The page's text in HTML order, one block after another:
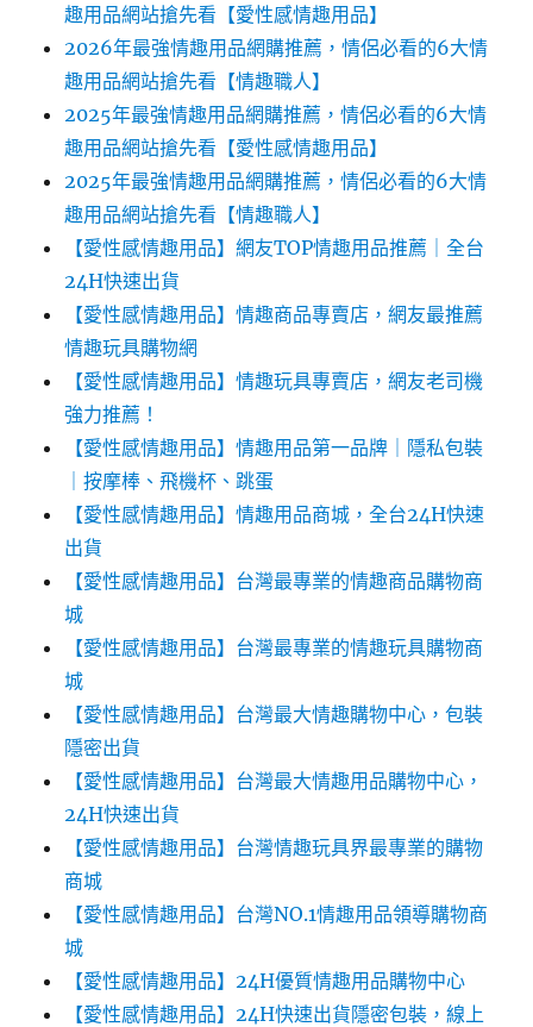
趣用品網站搶先看【愛性感情趣用品】
2026年最強情趣用品網購推薦，情侶必看的6大情
趣用品網站搶先看【情趣職人】
2025年最強情趣用品網購推薦，情侶必看的6大情
趣用品網站搶先看【愛性感情趣用品】
2025年最強情趣用品網購推薦，情侶必看的6大情
趣用品網站搶先看【情趣職人】
【愛性感情趣用品】網友TOP情趣用品推薦｜全台
24H快速出貨
【愛性感情趣用品】情趣商品專賣店，網友最推薦
情趣玩具購物網
【愛性感情趣用品】情趣玩具專賣店，網友老司機
強力推薦！
【愛性感情趣用品】情趣用品第一品牌｜隱私包裝
｜按摩棒、飛機杯、跳蛋
【愛性感情趣用品】情趣用品商城，全台24H快速
出貨
【愛性感情趣用品】台灣最專業的情趣商品購物商
城
【愛性感情趣用品】台灣最專業的情趣玩具購物商
城
【愛性感情趣用品】台灣最大情趣購物中心，包裝
隱密出貨
【愛性感情趣用品】台灣最大情趣用品購物中心，
24H快速出貨
【愛性感情趣用品】台灣情趣玩具界最專業的購物
商城
【愛性感情趣用品】台灣NO.1情趣用品領導購物商
城
【愛性感情趣用品】24H優質情趣用品購物中心
【愛性感情趣用品】24H快速出貨隱密包裝，線上